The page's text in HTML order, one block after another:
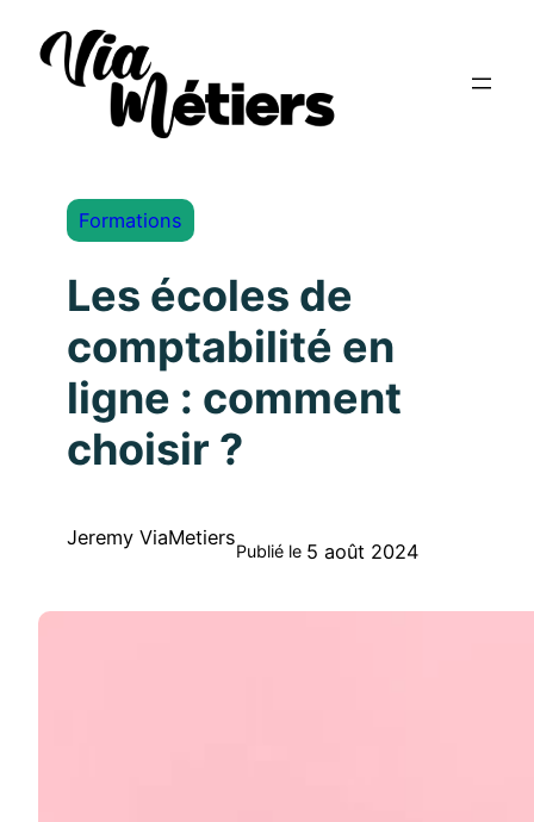
Formations
Les écoles de
comptabilité en
ligne : comment
choisir ?
Jeremy ViaMetiers
Publié le 5 août 2024